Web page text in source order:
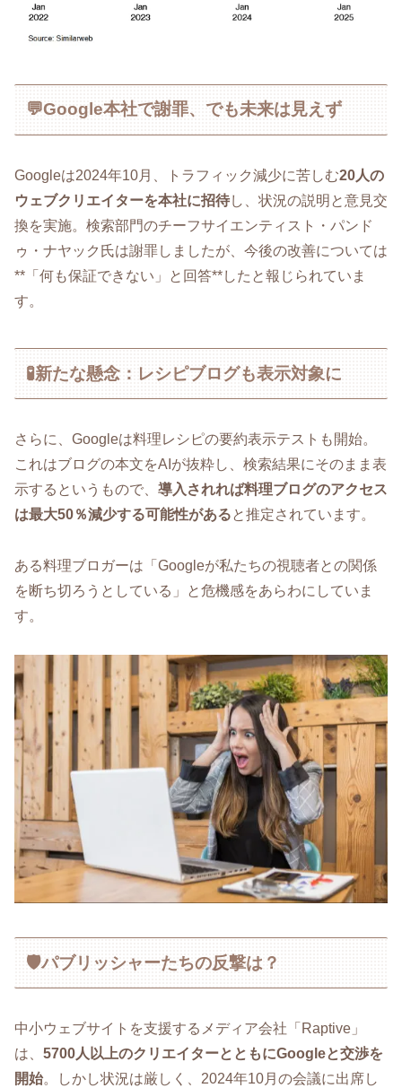
💬Google本社で謝罪、でも未来は見えず
Googleは2024年10月、トラフィック減少に苦しむ20人の
ウェブクリエイターを本社に招待し、状況の説明と意見交
換を実施。検索部門のチーフサイエンティスト・パンド
ゥ・ナヤック氏は謝罪しましたが、今後の改善については
**「何も保証できない」と回答**したと報じられていま
す。
🧪新たな懸念：レシピブログも表示対象に
さらに、Googleは料理レシピの要約表示テストも開始。
これはブログの本文をAIが抜粋し、検索結果にそのまま表
示するというもので、 導入されれば料理ブログのアクセス
は最大50％減少する可能性があると推定されています。
ある料理ブロガーは「Googleが私たちの視聴者との関係
を断ち切ろうとしている」と危機感をあらわにしていま
す。
🛡️パブリッシャーたちの反撃は？
中小ウェブサイトを支援するメディア会社「Raptive」
は、 5700人以上のクリエイターとともにGoogleと交渉を
開始。しかし状況は厳しく、2024年10月の会議に出席し